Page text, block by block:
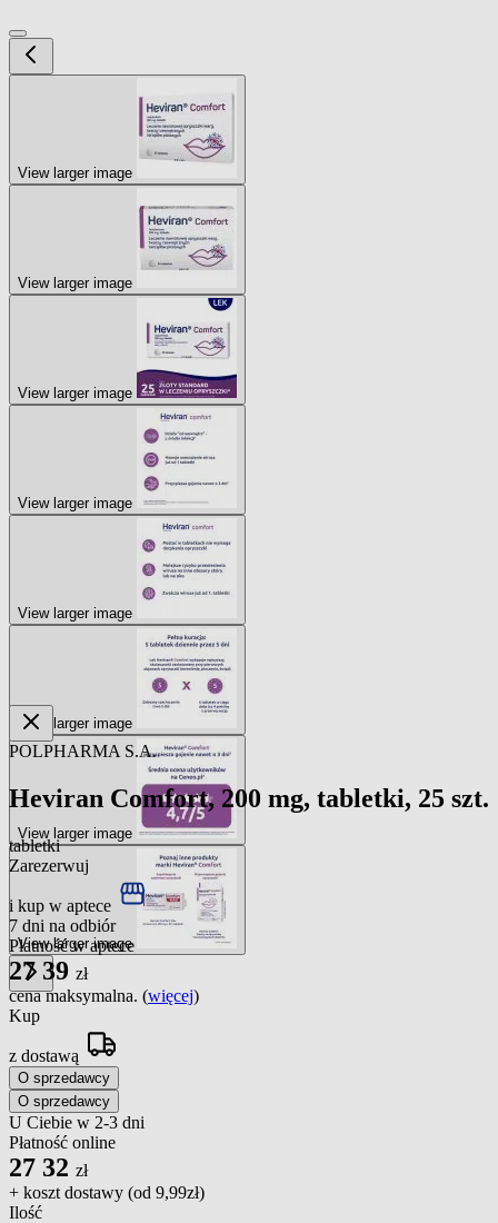
View larger image
View larger image
View larger image
View larger image
View larger image
View larger image
View larger image
View larger image
POLPHARMA S.A.
Heviran Comfort, 200 mg, tabletki, 25 szt.
tabletki
Zarezerwuj
i kup w aptece
7 dni na odbiór
Płatność w aptece
27 39 zł
cena maksymalna. (więcej)
Kup
z dostawą
O sprzedawcy
O sprzedawcy
U Ciebie w 2-3 dni
Płatność online
27 32 zł
+ koszt dostawy (od 9,99zł)
Ilość